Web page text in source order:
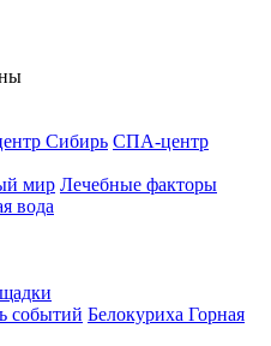
Сибирь СПА-центр
мир Лечебные факторы
вода
событий Белокуриха Горная